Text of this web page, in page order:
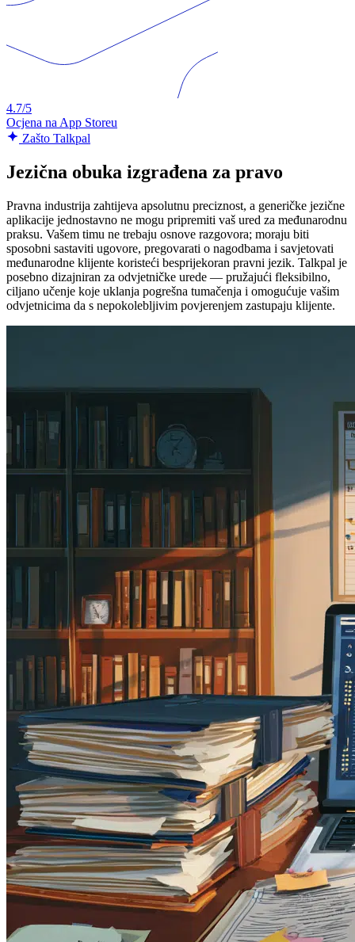
4.7/5
Ocjena na App Storeu
Zašto Talkpal
Jezična obuka izgrađena za pravo
Pravna industrija zahtijeva apsolutnu preciznost, a generičke jezične
aplikacije jednostavno ne mogu pripremiti vaš ured za međunarodnu
praksu. Vašem timu ne trebaju osnove razgovora; moraju biti
sposobni sastaviti ugovore, pregovarati o nagodbama i savjetovati
međunarodne klijente koristeći besprijekoran pravni jezik. Talkpal je
posebno dizajniran za odvjetničke urede — pružajući fleksibilno,
ciljano učenje koje uklanja pogrešna tumačenja i omogućuje vašim
odvjetnicima da s nepokolebljivim povjerenjem zastupaju klijente.